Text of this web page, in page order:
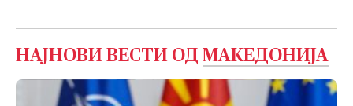
НАЈНОВИ ВЕСТИ ОД МАКЕДОНИЈА